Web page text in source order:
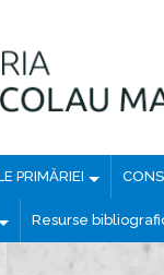
PRIMĂRIEI
Resurse